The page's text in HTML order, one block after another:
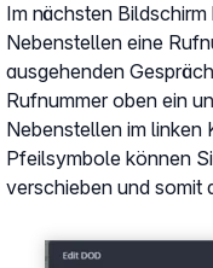
Show larger version
Im nächsten
Nebenstellen eine
ausgehenden
Rufnummer oben ein
Nebenstellen im linken
Pfeilsymbole können
verschieben und somit